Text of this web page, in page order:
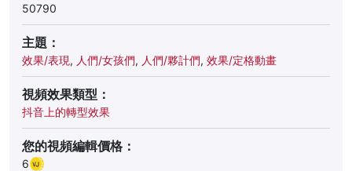
50790
主題：
效果/表現, 人們/女孩們, 人們/夥計們, 效果/定格動畫
視頻效果類型：
抖音上的轉型效果
您的視頻編輯價格：
6